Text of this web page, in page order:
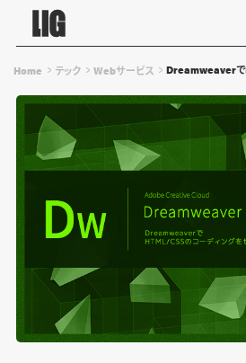
Home テック Webサービス Dreamweaverで